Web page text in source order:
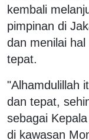
kembali
pimpinan di
dan menilai
tepat.
"Alhamdulillah
dan tepat,
sebagai
di kawasan